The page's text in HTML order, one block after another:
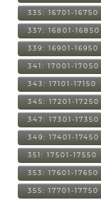
335: 16701-16750
337: 16801-16850
339: 16901-16950
341: 17001-17050
343: 17101-17150
345: 17201-17250
347: 17301-17350
349: 17401-17450
351: 17501-17550
353: 17601-17650
355: 17701-17750